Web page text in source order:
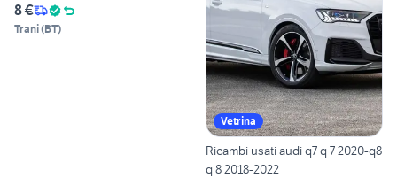
8 €
Trani(BT)
Vetrina
Ricambi usati audi q7 q 7 2020-q8
q 8 2018-2022